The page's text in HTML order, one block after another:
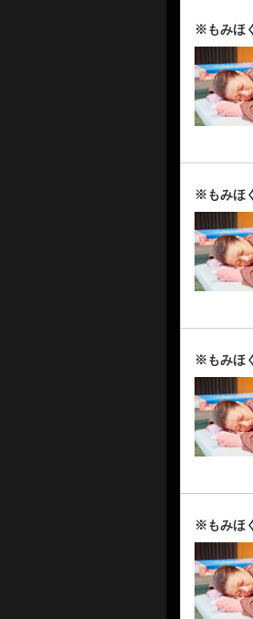
※もみほ
※もみほ
※もみほ
※もみほ